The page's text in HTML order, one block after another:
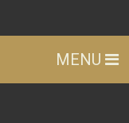
MENU